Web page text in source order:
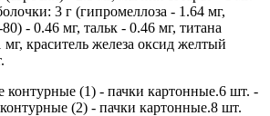
3 г (гипромеллоза - 1.64 мг,
- 0.46 мг, тальк - 0.46 мг, титана
краситель железа оксид желтый
контурные (1) - пачки картонные.6 шт. -
(2) - пачки картонные.8 шт.